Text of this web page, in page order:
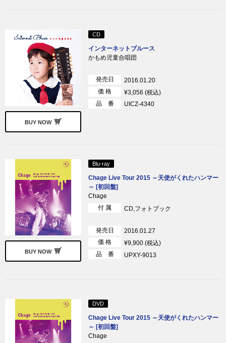
BUY NOW
CD
インターネットブルース
かもめ児童合唱団
発売日
2016.01.20
価 格
¥3,056 (税込)
品 番
UICZ-4340
BUY NOW
Blu-ray
Chage Live Tour 2015 ～天使がくれたハンマー
～ [初回盤]
Chage
付 属
CD,フォトブック
発売日
2016.01.27
価 格
¥9,900 (税込)
品 番
UPXY-9013
DVD
Chage Live Tour 2015 ～天使がくれたハンマー
～ [初回盤]
Chage